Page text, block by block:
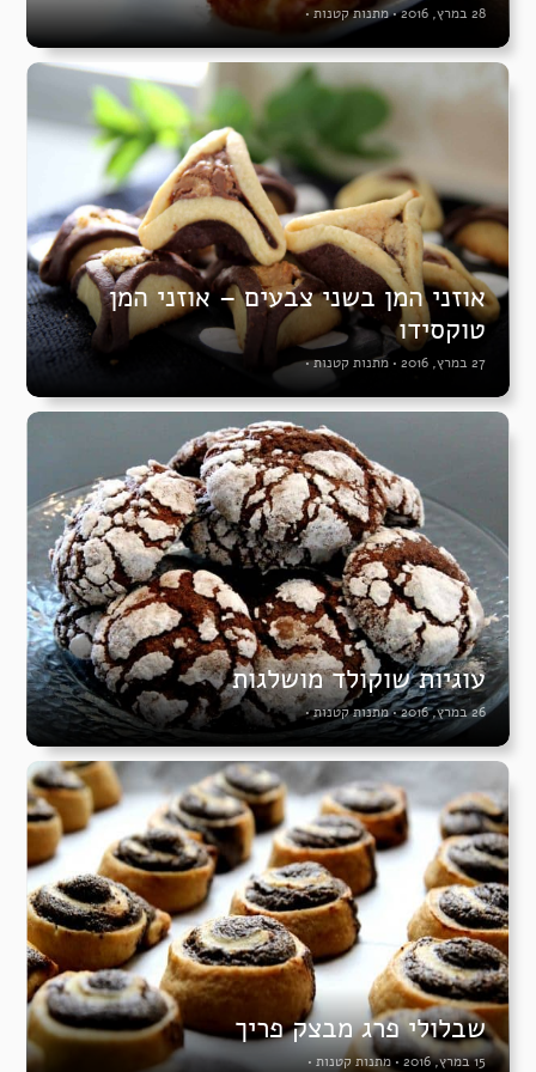
28 במרץ, 2016 •מתנות קטנות •
אוזני המן בשני צבעים – אוזני המן
טוקסידו
27 במרץ, 2016 • מתנות קטנות•
עוגיות שוקולד מושלגות
26 במרץ, 2016 •מתנות קטנות•
שבלולי פרג מבצק פריך
15 במרץ, 2016 • מתנות קטנות•